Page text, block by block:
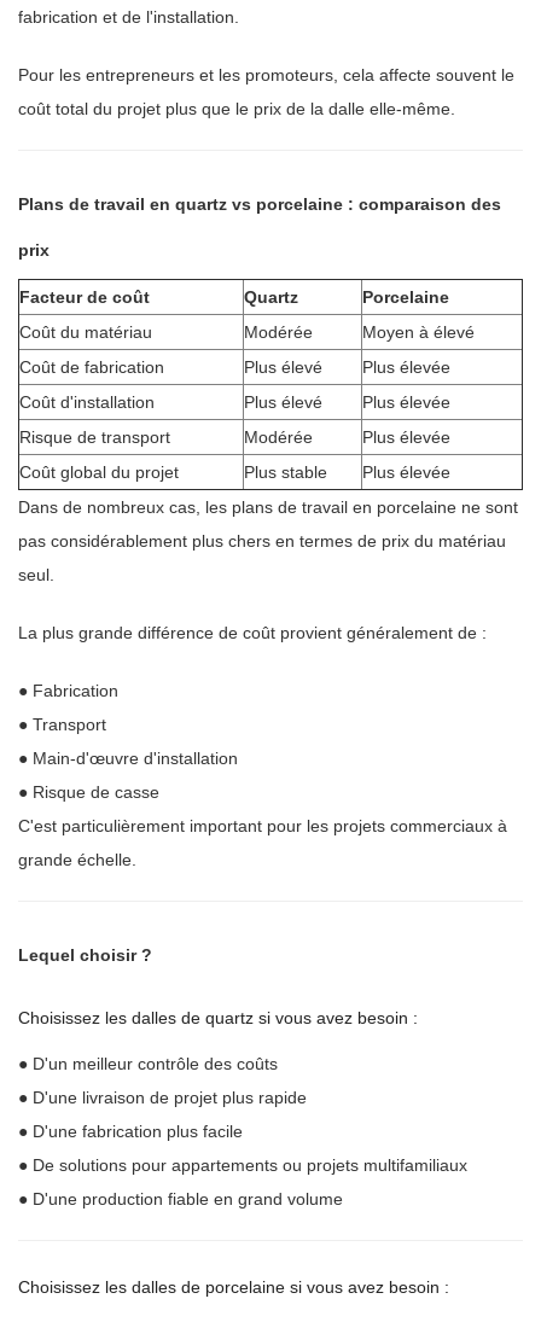
fabrication et de l'installation.
Pour les entrepreneurs et les promoteurs, cela affecte souvent le
coût total du projet plus que le prix de la dalle elle-même.
Plans de travail en quartz vs porcelaine : comparaison des
prix
Facteur de coût Quartz
Porcelaine
Coût du matériau
Modérée
Moyen à élevé
Coût de fabrication
Plus élevé
Plus élevée
Coût d'installation
Plus élevé
Plus élevée
Risque de transport
Modérée
Plus élevée
Coût global du projet
Plus stable
Plus élevée
Dans de nombreux cas, les plans de travail en porcelaine ne sont
pas considérablement plus chers en termes de prix du matériau
seul.
La plus grande différence de coût provient généralement de :
● Fabrication
● Transport
● Main-d'œuvre d'installation
● Risque de casse
C'est particulièrement important pour les projets commerciaux à
grande échelle.
Lequel choisir ?
Choisissez les dalles de quartz si vous avez besoin :
● D'un meilleur contrôle des coûts
● D'une livraison de projet plus rapide
● D'une fabrication plus facile
● De solutions pour appartements ou projets multifamiliaux
● D'une production fiable en grand volume
Choisissez les dalles de porcelaine si vous avez besoin :